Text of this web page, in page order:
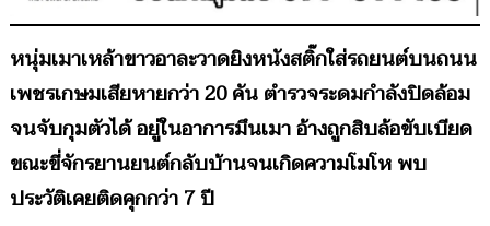
หนุ่มเมาเหล้าขาวอาละวาดยิงหนังสติ๊กใส่รถยนต์บนถนน
เพชรเกษมเสียหายกว่า 20 คัน ตำรวจระดมกำลังปิดล้อม
จนจับกุมตัวได้ อยู่ในอาการมึนเมา อ้างถูกสิบล้อขับเบียด
ขณะขี่จักรยานยนต์กลับบ้านจนเกิดความโมโห พบ
ประวัติเคยติดคุกกว่า 7 ปี